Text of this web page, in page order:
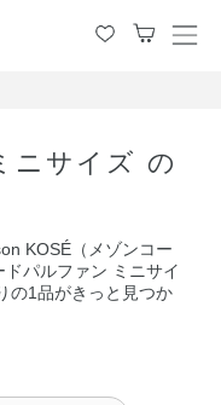
メ
ニサイズ の
KOSÉ（メゾンコー
パルファン ミニサイ
の1品がきっと見つか